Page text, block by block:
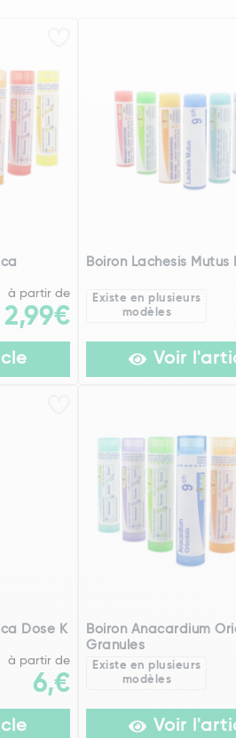
à partir de
2,99€
Boiron Lachesis Mutus
Existe en plusieurs
modèles
Voir
Dose K
à partir de
6,€
Boiron Anacardium
Granules
Existe en plusieurs
modèles
Voir